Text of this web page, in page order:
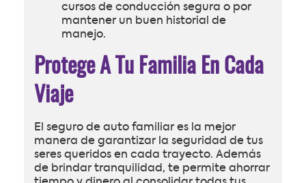
cursos de conducción segura o por
mantener un buen historial de
manejo.
Protege A Tu Familia En Cada
Viaje
El seguro de auto familiar es la mejor
manera de garantizar la seguridad de tus
seres queridos en cada trayecto. Además
de brindar tranquilidad, te permite ahorrar